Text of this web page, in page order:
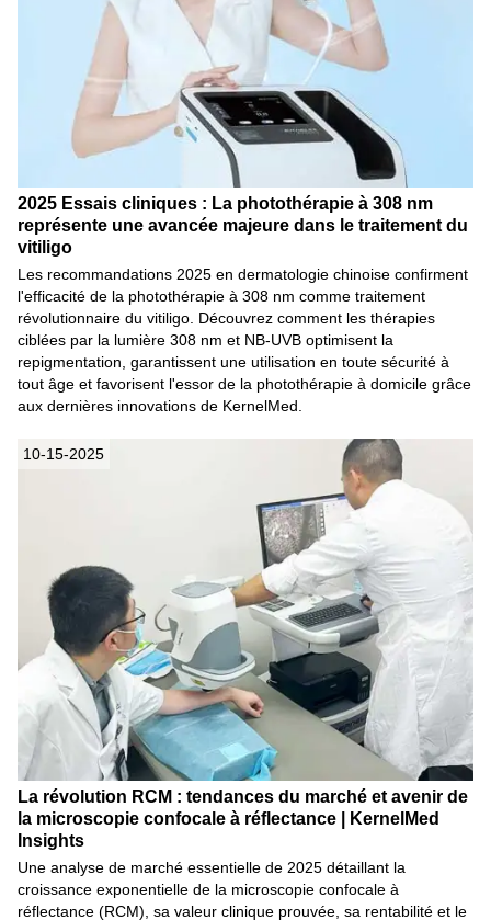
2025 Essais cliniques : La photothérapie à 308 nm
représente une avancée majeure dans le traitement du
vitiligo
Les recommandations 2025 en dermatologie chinoise confirment
l'efficacité de la photothérapie à 308 nm comme traitement
révolutionnaire du vitiligo. Découvrez comment les thérapies
ciblées par la lumière 308 nm et NB-UVB optimisent la
repigmentation, garantissent une utilisation en toute sécurité à
tout âge et favorisent l'essor de la photothérapie à domicile grâce
aux dernières innovations de KernelMed.
10-15-2025
La révolution RCM : tendances du marché et avenir de
la microscopie confocale à réflectance | KernelMed
Insights
Une analyse de marché essentielle de 2025 détaillant la
croissance exponentielle de la microscopie confocale à
réflectance (RCM), sa valeur clinique prouvée, sa rentabilité et le